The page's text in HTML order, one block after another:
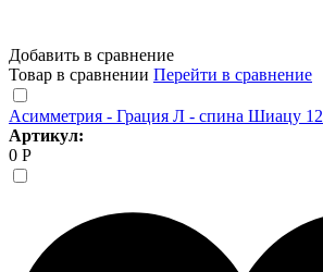
Добавить в сравнение
Товар в сравнении Перейти в сравнение
Асимметрия - Грация Л - спина Шиацу 12
Артикул:
0 Р